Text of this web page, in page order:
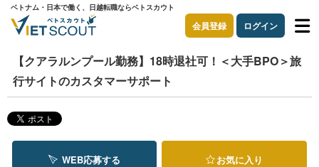
ベトナム・日本で働く、日越転職ならベトスカウト
会員登録 ログイン
【クアラルンプール勤務】18時退社可！＜大手BPO＞旅
行サイトのカスタマーサポート
WEB応募する お気に入り